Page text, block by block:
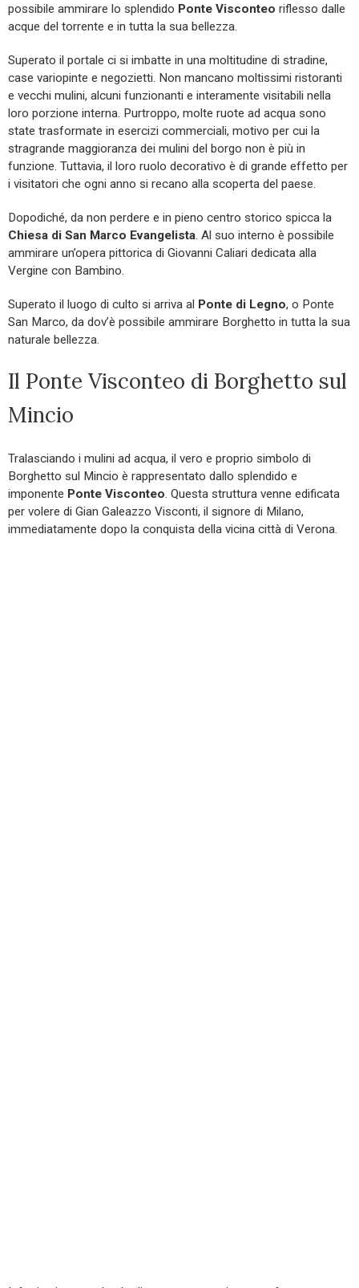
possibile ammirare lo splendido Ponte Visconteo riflesso dalle
acque del torrente e in tutta la sua bellezza.
Superato il portale ci si imbatte in una moltitudine di stradine,
case variopinte e negozietti. Non mancano moltissimi ristoranti
e vecchi mulini, alcuni funzionanti e interamente visitabili nella
loro porzione interna. Purtroppo, molte ruote ad acqua sono
state trasformate in esercizi commerciali, motivo per cui la
stragrande maggioranza dei mulini del borgo non è più in
funzione. Tuttavia, il loro ruolo decorativo è di grande effetto per
i visitatori che ogni anno si recano alla scoperta del paese.
Dopodiché, da non perdere e in pieno centro storico spicca la
Chiesa di San Marco Evangelista. Al suo interno è possibile
ammirare un’opera pittorica di Giovanni Caliari dedicata alla
Vergine con Bambino.
Superato il luogo di culto si arriva al Ponte di Legno, o Ponte
San Marco, da dov’è possibile ammirare Borghetto in tutta la sua
naturale bellezza.
Il Ponte Visconteo di Borghetto sul
Mincio
Tralasciando i mulini ad acqua, il vero e proprio simbolo di
Borghetto sul Mincio è rappresentato dallo splendido e
imponente Ponte Visconteo. Questa struttura venne edificata
per volere di Gian Galeazzo Visconti, il signore di Milano,
immediatamente dopo la conquista della vicina città di Verona.